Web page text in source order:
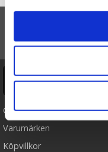
Ångra köp
Cookies
Varumärken
Köpvillkor